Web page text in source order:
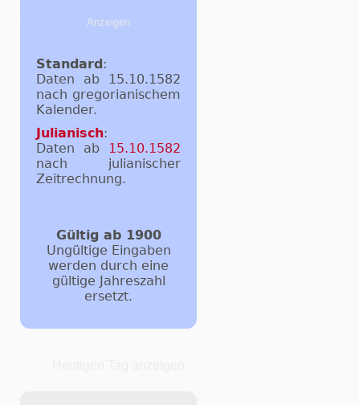
Standard:
Daten ab 15.10.1582
nach gregorianischem
Kalender.
Julianisch:
Daten ab 15.10.1582
nach julianischer
Zeitrechnung.
Gültig ab 1900
Ungültige Eingaben
werden durch eine
gültige Jahreszahl
ersetzt.